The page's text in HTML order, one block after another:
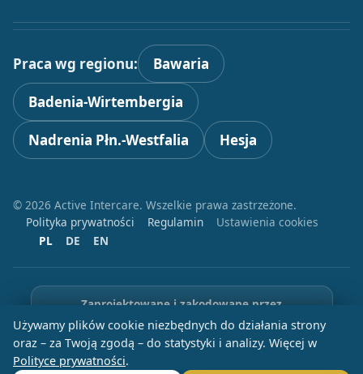
Praca wg regionu: Bawaria
Badenia-Wirtembergia
Nadrenia Płn.-Westfalia Hesja
© 2026 Active Intercare. Wszelkie prawa zastrzeżone.
Polityka prywatności
Regulamin
Ustawienia cookies
PL
DE EN
Zaprojektowane i zakodowane przez
Używamy plików cookie niezbędnych do działania strony
oraz – za Twoją zgodą – do statystyki i analizy. Więcej w
Polityce prywatności.